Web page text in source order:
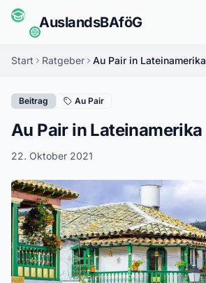
AuslandsBAföG
Start Ratgeber Au Pair in Lateinamerika
Beitrag Au Pair
Au Pair in Lateinamerika
22. Oktober 2021